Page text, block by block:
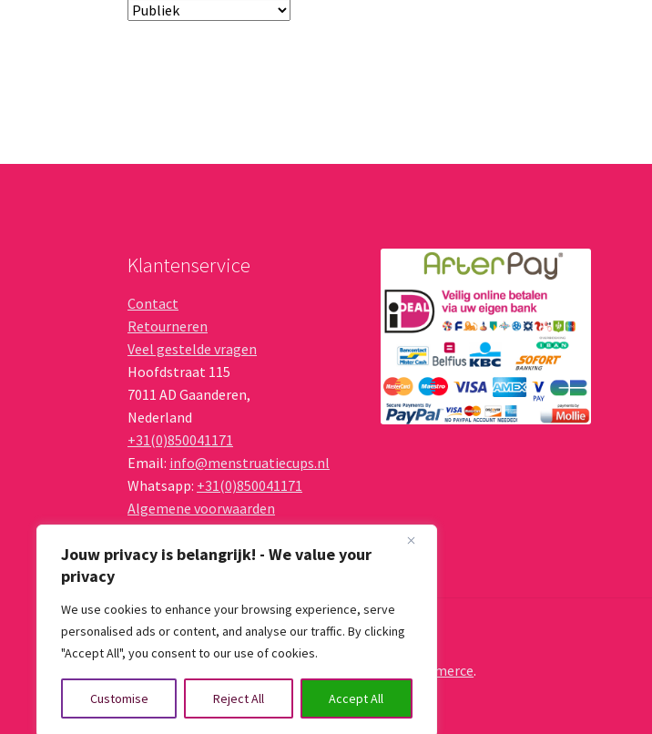
Jouw privacy is belangrijk! - We value your
privacy
We use cookies to enhance your browsing experience, serve
personalised ads or content, and analyse our traffic. By clicking
"Accept All", you consent to our use of cookies.
Customise Reject All Accept All
Klantenservice
Contact
Retourneren
Veel gestelde vragen
Hoofdstraat 115
7011 AD Gaanderen,
Nederland
+31(0)850041171
Email: info@menstruatiecups.nl
Whatsapp: +31(0)850041171
Algemene voorwaarden
© Menstruatiecups.nl 2026
Gebouwd met WooCommerce.